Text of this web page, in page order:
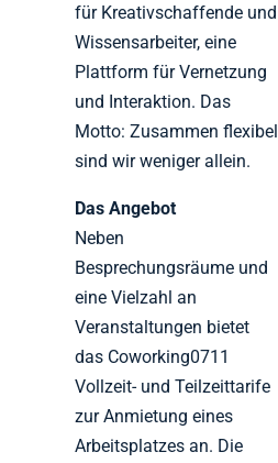
für Kreativschaffende und
Wissensarbeiter, eine
Plattform für Vernetzung
und Interaktion. Das
Motto: Zusammen flexibel
sind wir weniger allein.
Das Angebot
Neben
Besprechungsräume und
eine Vielzahl an
Veranstaltungen bietet
das Coworking0711
Vollzeit- und Teilzeittarife
zur Anmietung eines
Arbeitsplatzes an. Die